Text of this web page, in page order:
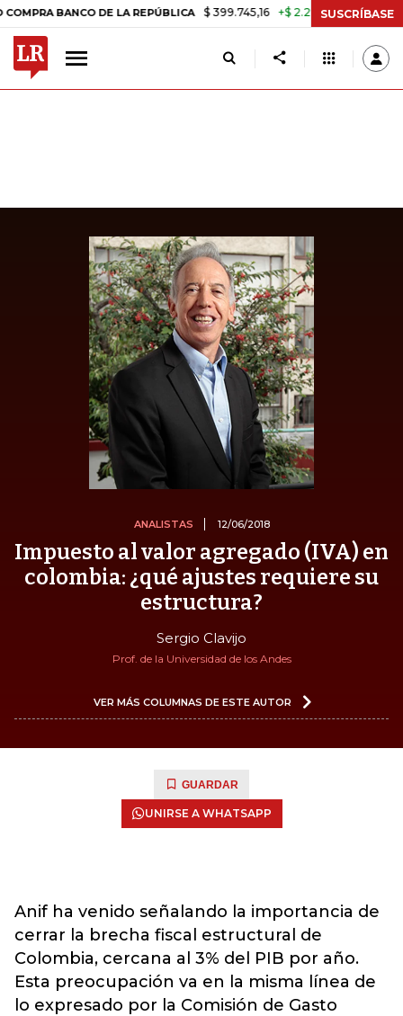
DE LA REPÚBLICA $ 399.745,16 +$ 2.295,71 +0,58% TASA
SUSCRÍBASE
ANALISTAS 12/06/2018
Impuesto al valor agregado (IVA) en
colombia: ¿qué ajustes requiere su
estructura?
Sergio Clavijo
Prof. de la Universidad de los Andes
VER MÁS COLUMNAS DE ESTE AUTOR
GUARDAR
UNIRSE A WHATSAPP
Anif ha venido señalando la importancia de
cerrar la brecha fiscal estructural de
Colombia, cercana al 3% del PIB por año.
Esta preocupación va en la misma línea de
lo expresado por la Comisión de Gasto